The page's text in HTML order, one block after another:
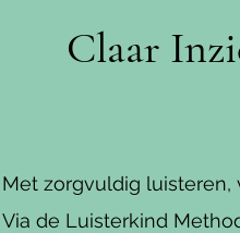
Claar
Met zorgvuldig
Via de Luisterkind